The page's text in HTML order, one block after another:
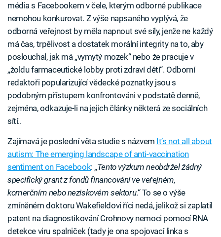
média s Facebookem v čele, kterým odborné publikace
nemohou konkurovat. Z výše napsaného vyplývá, že
odborná veřejnost by měla napnout své síly, jenže ne každý
má čas, trpělivost a dostatek morální integrity na to, aby
poslouchal, jak má „vymytý mozek“ nebo že pracuje v
„žoldu farmaceutické lobby proti zdraví dětí“. Odborní
redaktoři popularizující vědecké poznatky jsou s
podobným přístupem konfrontováni v podstatě denně,
zejména, odkazuje-li na jejich články některá ze sociálních
sítí..
Zajímavá je poslední věta studie s názvem It’s not all about
autism: The emerging landscape of anti-vaccination
sentiment on Facebook: „Tento výzkum neobdržel žádný
specifický grant z fondů financování ve veřejném,
komerčním nebo neziskovém sektoru.“ To se o výše
zmíněném doktoru Wakefieldovi říci nedá, jelikož si zaplatil
patent na diagnostikování Crohnovy nemoci pomocí RNA
detekce viru spalniček (tady je ona spojovací linka s